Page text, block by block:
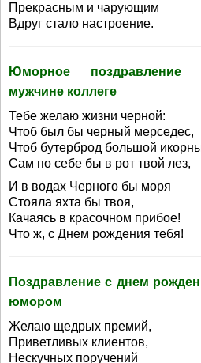
Прекрасным и чарующим
Вдруг стало настроение.
Юморное
мужчине коллеге
Тебе желаю жизни черной:
Чтоб был бы черный мерседес,
Чтоб бутерброд большой
Сам по себе бы в рот твой лез,
И в водах Черного бы моря
Стояла яхта бы твоя,
Качаясь в красочном прибое!
Что ж, с Днем рождения тебя!
Поздравление с днем
юмором
Желаю щедрых премий,
Приветливых клиентов,
Нескучных поручений